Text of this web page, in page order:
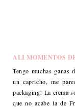
ALI MOMENTOS
Tengo muchas ganas
un capricho, me
packaging! La crema
que no acabe la de